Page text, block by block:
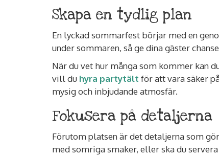
Skapa en tydlig plan
En lyckad sommarfest börjar med en
under sommaren, så ge dina gäster
När du vet hur många som kommer kan
vill du hyra partytält för att vara säker
mysig och inbjudande atmosfär.
Fokusera på detaljerna
Förutom platsen är det detaljerna som
med somriga smaker, eller ska du